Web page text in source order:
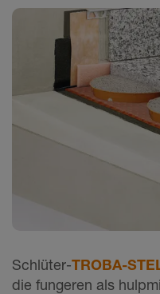
Schlüter-TROBA-
die fungeren als